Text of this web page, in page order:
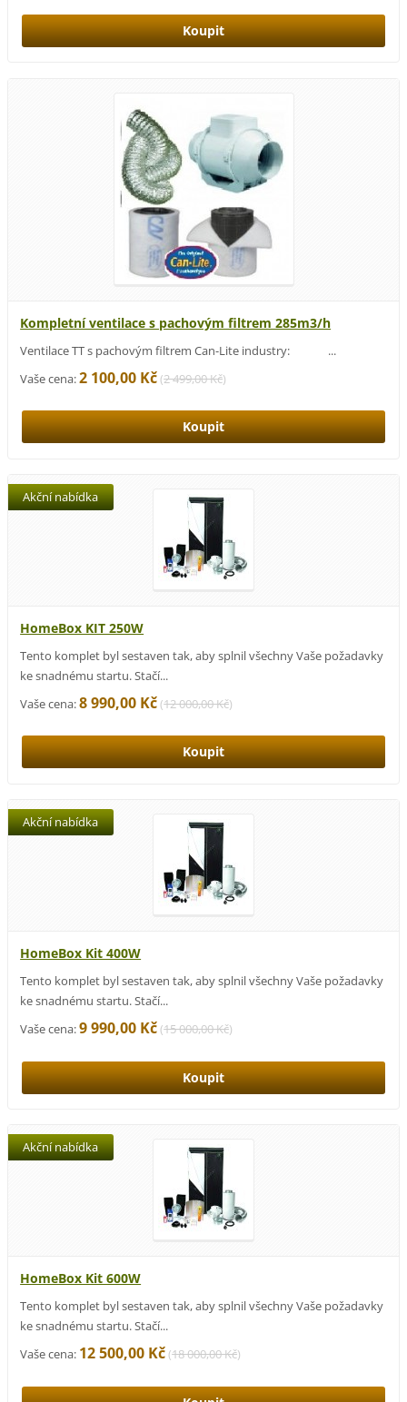
Kompletní ventilace s pachovým filtrem 285m3/h
Ventilace TT s pachovým filtrem Can-Lite industry: ...
Vaše cena:2 100,00 Kč(2 499,00 Kč)
HomeBox KIT 250W
Akční nabídka
Tento komplet byl sestaven tak, aby splnil všechny Vaše požadavky
ke snadnému startu. Stačí...
Vaše cena:8 990,00 Kč(12 000,00 Kč)
HomeBox Kit 400W
Akční nabídka
Tento komplet byl sestaven tak, aby splnil všechny Vaše požadavky
ke snadnému startu. Stačí...
Vaše cena:9 990,00 Kč(15 000,00 Kč)
HomeBox Kit 600W
Akční nabídka
Tento komplet byl sestaven tak, aby splnil všechny Vaše požadavky
ke snadnému startu. Stačí...
Vaše cena: 12 500,00 Kč(18 000,00 Kč)